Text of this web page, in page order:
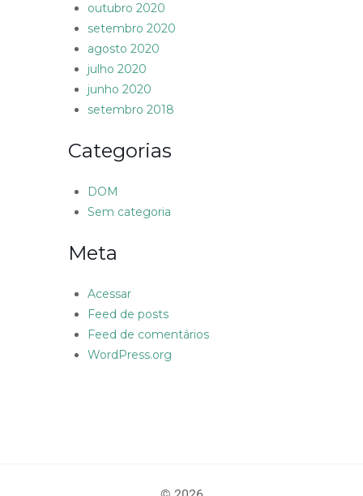
outubro 2020
setembro 2020
agosto 2020
julho 2020
junho 2020
setembro 2018
Categorias
DOM
Sem categoria
Meta
Acessar
Feed de posts
Feed de comentários
WordPress.org